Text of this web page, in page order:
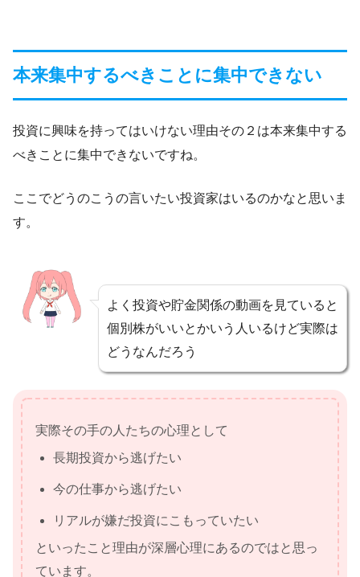
本来集中するべきことに集中できない
投資に興味を持ってはいけない理由その２は本来集中する
べきことに集中できないですね。
ここでどうのこうの言いたい投資家はいるのかなと思いま
す。
よく投資や貯金関係の動画を見ていると
個別株がいいとかいう人いるけど実際は
どうなんだろう
実際その手の人たちの心理として
長期投資から逃げたい
今の仕事から逃げたい
リアルが嫌だ投資にこもっていたい
といったこと理由が深層心理にあるのではと思っ
ています。